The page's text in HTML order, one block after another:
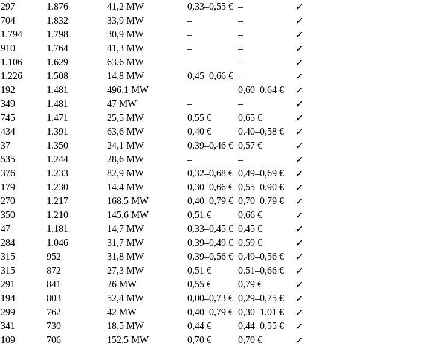
297 1.876 41,2 MW 0,33–0,55 € –
✓
704 1.832 33,9 MW – –
✓
1.794 1.798 30,9 MW – –
✓
910 1.764 41,3 MW – –
✓
1.106 1.629 63,6 MW – –
✓
1.226 1.508 14,8 MW 0,45–0,66 € –
✓
192 1.481 496,1 MW – 0,60–0,64 €
✓
349 1.481 47 MW – –
✓
745 1.471 25,5 MW 0,55 € 0,65 €
✓
434 1.391 63,6 MW 0,40 € 0,40–0,58 €
✓
37 1.350 24,1 MW 0,39–0,46 € 0,57 €
✓
535 1.244 28,6 MW – –
✓
376 1.233 82,9 MW 0,32–0,68 € 0,49–0,69 €
✓
179 1.230 14,4 MW 0,30–0,66 € 0,55–0,90 €
✓
270 1.217 168,5 MW 0,40–0,79 € 0,70–0,79 €
✓
350 1.210 145,6 MW 0,51 € 0,66 €
✓
47 1.181 14,7 MW 0,33–0,45 € 0,45 €
✓
284 1.046 31,7 MW 0,39–0,49 € 0,59 €
✓
315 952 31,8 MW 0,39–0,56 € 0,49–0,56 €
✓
315 872 27,3 MW 0,51 € 0,51–0,66 €
✓
291 841 26 MW 0,55 € 0,79 €
✓
194 803 52,4 MW 0,00–0,73 € 0,29–0,75 €
✓
299 762 42 MW 0,40–0,79 € 0,30–1,01 €
✓
341 730 18,5 MW 0,44 € 0,44–0,55 €
✓
109 706 152,5 MW 0,70 € 0,70 €
✓